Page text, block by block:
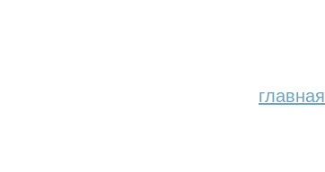
главная